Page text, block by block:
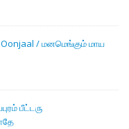
/ மனமெங்கும் மாய
பீட்டரு